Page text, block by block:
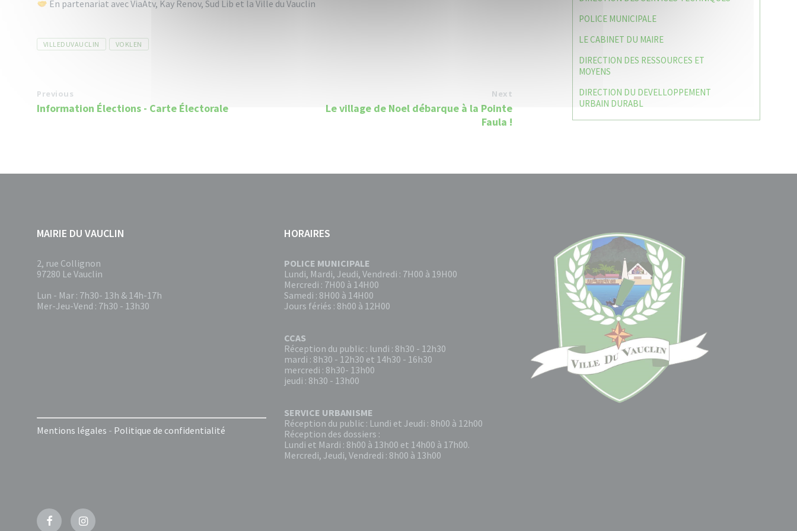
En partenariat avec ViaAtv, Kay Renov, Sud Lib et la Ville du Vauclin
Tags
VILLEDUVAUCLIN VOKLEN
Previous
Information Élections - Carte Électorale
Next
Le village de Noel débarque à la Pointe
Faula !
POLICE MUNICIPALE
LE CABINET DU MAIRE
DIRECTION DES RESSOURCES ET
MOYENS
DIRECTION DU DEVELLOPPEMENT
URBAIN DURABL
MAIRIE DU VAUCLIN
2, rue Collignon
97280 Le Vauclin
Lun - Mar : 7h30- 13h & 14h-17h
Mer-Jeu-Vend : 7h30 - 13h30
Mentions légales - Politique de confidentialité
HORAIRES
POLICE MUNICIPALE
Lundi, Mardi, Jeudi, Vendredi : 7H00 à 19H00
Mercredi : 7H00 à 14H00
Samedi : 8H00 à 14H00
Jours fériés : 8h00 à 12H00
CCAS
Réception du public : lundi : 8h30 - 12h30
mardi : 8h30 - 12h30 et 14h30 - 16h30
mercredi : 8h30- 13h00
jeudi : 8h30 - 13h00
SERVICE URBANISME
Réception du public : Lundi et Jeudi : 8h00 à 12h00
Réception des dossiers :
Lundi et Mardi : 8h00 à 13h00 et 14h00 à 17h00.
Mercredi, Jeudi, Vendredi : 8h00 à 13h00
FacebookInstagram